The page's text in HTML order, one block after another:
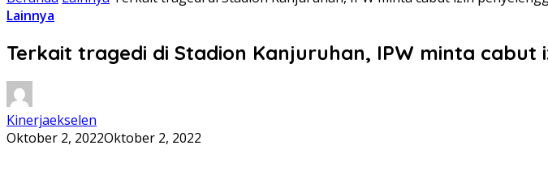
Lainnya
Terkait tragedi di Stadion Kanjuruhan, IPW minta cabut
Kinerjaekselen
Oktober 2, 2022Oktober 2, 2022